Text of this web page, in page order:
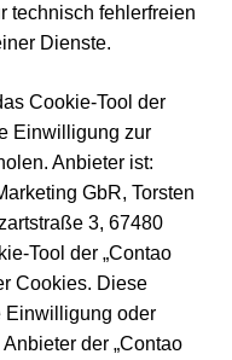
technisch fehlerfreien
Dienste.
Cookie-Tool der
Einwilligung zur
Anbieter ist:
GbR, Torsten
3, 67480
Tool der „Contao
Cookies. Diese
Einwilligung oder
der „Contao